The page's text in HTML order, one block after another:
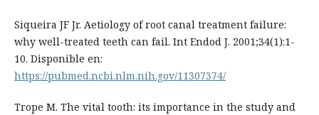
Siqueira JF Jr. Aetiology of root canal treatment failure:
why well-treated teeth can fail. Int Endod J. 2001;34(1):1-
10. Disponible en:
https://pubmed.ncbi.nlm.nih.gov/11307374/
Trope M. The vital tooth: its importance in the study and